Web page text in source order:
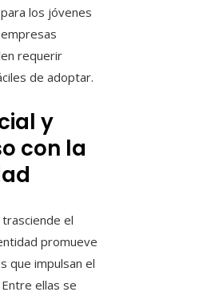
los jóvenes
requerir
de adoptar.
y
con la
el
promueve
que impulsan el
ellas se